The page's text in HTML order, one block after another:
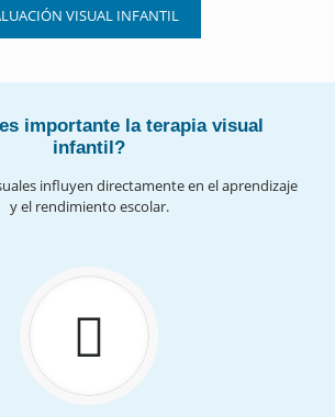
VISUAL INFANTIL
importante la terapia visual
infantil?
influyen directamente en el aprendizaje
y el rendimiento escolar.